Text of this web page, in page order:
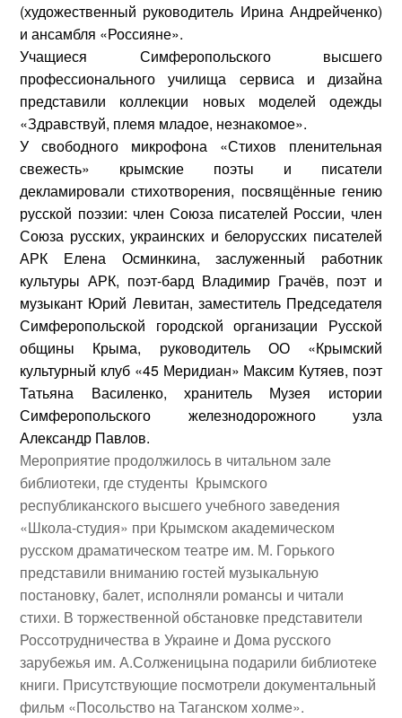
(художественный руководитель Ирина Андрейченко)
и ансамбля «Россияне».
Учащиеся Симферопольского высшего
профессионального училища сервиса и дизайна
представили коллекции новых моделей одежды
«Здравствуй, племя младое, незнакомое».
У свободного микрофона «Стихов пленительная
свежесть» крымские поэты и писатели
декламировали стихотворения, посвящённые гению
русской поэзии: член Союза писателей России, член
Союза русских, украинских и белорусских писателей
АРК Елена Осминкина, заслуженный работник
культуры АРК, поэт-бард Владимир Грачёв, поэт и
музыкант Юрий Левитан, заместитель Председателя
Симферопольской городской организации Русской
общины Крыма, руководитель ОО «Крымский
культурный клуб «45 Меридиан» Максим Кутяев, поэт
Татьяна Василенко, хранитель Музея истории
Симферопольского железнодорожного узла
Александр Павлов.
Мероприятие продолжилось в читальном зале
библиотеки, где студенты Крымского
республиканского высшего учебного заведения
«Школа-студия» при Крымском академическом
русском драматическом театре им. М. Горького
представили вниманию гостей музыкальную
постановку, балет, исполняли романсы и читали
стихи. В торжественной обстановке представители
Россотрудничества в Украине и Дома русского
зарубежья им. А.Солженицына подарили библиотеке
книги. Присутствующие посмотрели документальный
фильм «Посольство на Таганском холме».